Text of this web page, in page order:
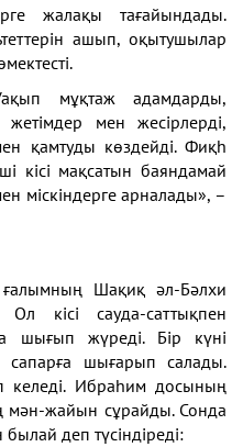
жалақы тағайындады.
ашып, оқытушылар
мұқтаж адамдарды,
мен жесірлерді,
қамтуды көздейді. Фиқһ
кісі мақсатын баяндамай
міскіндерге арналады», –
Шақиқ әл-Бәлхи
кісі сауда-саттықпен
шығып жүреді. Бір күні
шығарып салады.
келеді. Ибраһим досының
мән-жайын сұрайды. Сонда
деп түсіндіреді: